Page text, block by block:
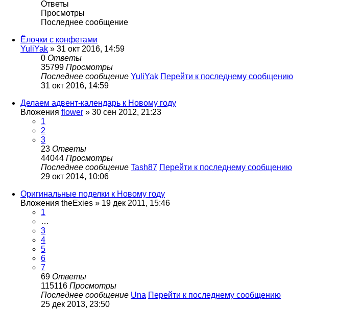
Ответы
Просмотры
Последнее сообщение
Ёлочки с конфетами
YuliYak » 31 окт 2016, 14:59
0 Ответы
35799 Просмотры
Последнее сообщение YuliYak Перейти к последнему сообщению
31 окт 2016, 14:59
Делаем адвент-календарь к Новому году
Вложения flower » 30 сен 2012, 21:23
1
2
3
23 Ответы
44044 Просмотры
Последнее сообщение Tash87 Перейти к последнему сообщению
29 окт 2014, 10:06
Оригинальные поделки к Новому году
Вложения theExies » 19 дек 2011, 15:46
1
…
3
4
5
6
7
69 Ответы
115116 Просмотры
Последнее сообщение Una Перейти к последнему сообщению
25 дек 2013, 23:50